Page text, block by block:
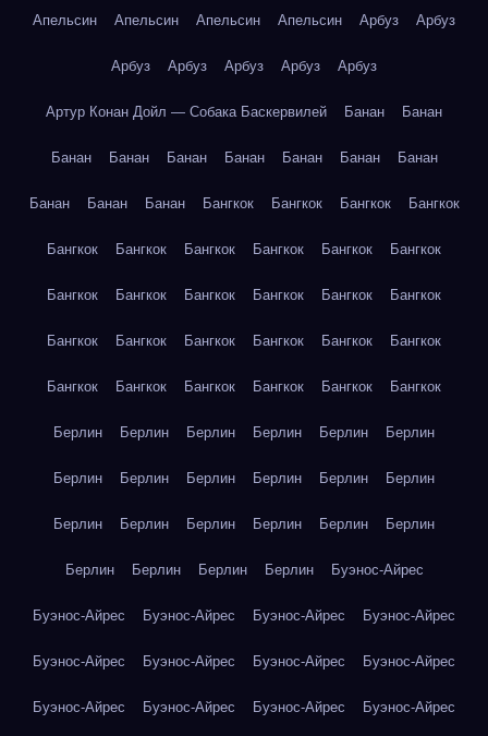
Апельсин Апельсин Апельсин Апельсин Арбуз Арбуз
Арбуз Арбуз Арбуз Арбуз Арбуз
Артур Конан Дойл — Собака Баскервилей Банан Банан
Банан Банан Банан Банан Банан Банан Банан
Банан Банан Банан Бангкок Бангкок Бангкок Бангкок
Бангкок Бангкок Бангкок Бангкок Бангкок Бангкок
Бангкок Бангкок Бангкок Бангкок Бангкок Бангкок
Бангкок Бангкок Бангкок Бангкок Бангкок Бангкок
Бангкок Бангкок Бангкок Бангкок Бангкок Бангкок
Берлин Берлин Берлин Берлин Берлин Берлин
Берлин Берлин Берлин Берлин Берлин Берлин
Берлин Берлин Берлин Берлин Берлин Берлин
Берлин Берлин Берлин Берлин Буэнос-Айрес
Буэнос-Айрес Буэнос-Айрес Буэнос-Айрес Буэнос-Айрес
Буэнос-Айрес Буэнос-Айрес Буэнос-Айрес Буэнос-Айрес
Буэнос-Айрес Буэнос-Айрес Буэнос-Айрес Буэнос-Айрес